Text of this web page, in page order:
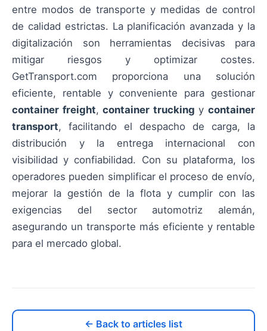
entre modos de transporte y medidas de control
de calidad estrictas. La planificación avanzada y la
digitalización son herramientas decisivas para
mitigar riesgos y optimizar costes.
GetTransport.com proporciona una solución
eficiente, rentable y conveniente para gestionar
container freight,container trucking ycontainer
transport, facilitando el despacho de carga, la
distribución y la entrega internacional con
visibilidad y confiabilidad. Con su plataforma, los
operadores pueden simplificar el proceso de envío,
mejorar la gestión de la flota y cumplir con las
exigencias del sector automotriz alemán,
asegurando un transporte más eficiente y rentable
para el mercado global.
← Back to articles list